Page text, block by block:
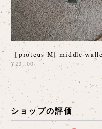
［proteus M] middle
¥23,100
ショップの評価